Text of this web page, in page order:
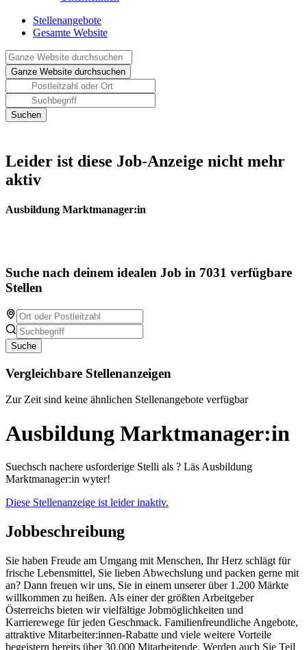
Stellenangebote
Gesamte Website
Leider ist diese Job-Anzeige nicht mehr
aktiv
Ausbildung Marktmanager:in
Suche nach deinem idealen Job in 7031 verfügbare
Stellen
Suche
Vergleichbare Stellenanzeigen
Zur Zeit sind keine ähnlichen Stellenangebote verfügbar
Ausbildung Marktmanager:in
Suechsch nachere usforderige Stelli als ? Läs Ausbildung
Marktmanager:in wyter!
Diese Stellenanzeige ist leider inaktiv.
Jobbeschreibung
Sie haben Freude am Umgang mit Menschen, Ihr Herz schlägt für
frische Lebensmittel, Sie lieben Abwechslung und packen gerne mit
an? Dann freuen wir uns, Sie in einem unserer über 1.200 Märkte
willkommen zu heißen. Als einer der größten Arbeitgeber
Österreichs bieten wir vielfältige Jobmöglichkeiten und
Karrierewege für jeden Geschmack. Familienfreundliche Angebote,
attraktive Mitarbeiter:innen-Rabatte und viele weitere Vorteile
begeistern bereits über 30.000 Mitarbeitende. Werden auch Sie Teil